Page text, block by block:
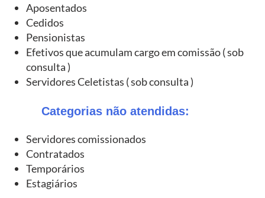
Aposentados
Cedidos
Pensionistas
Efetivos que acumulam cargo em comissão ( sob
consulta )
Servidores Celetistas ( sob consulta )
Categorias não atendidas:
Servidores comissionados
Contratados
Temporários
Estagiários